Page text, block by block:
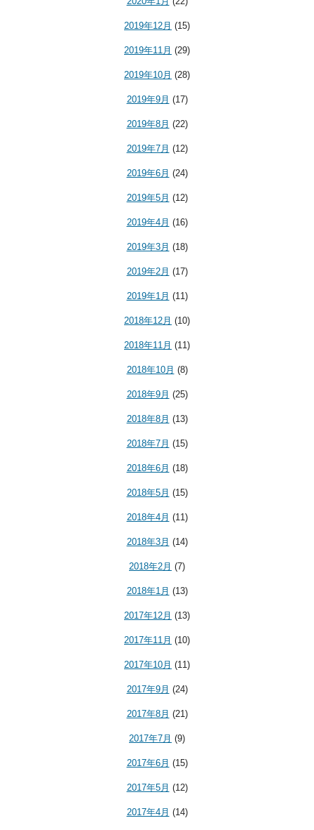
2019年12月 (15)
2019年11月 (29)
2019年10月 (28)
2019年9月 (17)
2019年8月 (22)
2019年7月 (12)
2019年6月 (24)
2019年5月 (12)
2019年4月 (16)
2019年3月 (18)
2019年2月 (17)
2019年1月 (11)
2018年12月 (10)
2018年11月 (11)
2018年10月 (8)
2018年9月 (25)
2018年8月 (13)
2018年7月 (15)
2018年6月 (18)
2018年5月 (15)
2018年4月 (11)
2018年3月 (14)
2018年2月 (7)
2018年1月 (13)
2017年12月 (13)
2017年11月 (10)
2017年10月 (11)
2017年9月 (24)
2017年8月 (21)
2017年7月 (9)
2017年6月 (15)
2017年5月 (12)
2017年4月 (14)